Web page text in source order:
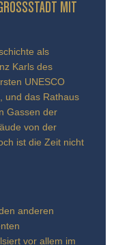
MIT HIS
als
Karls des
UNESCO
und das Rathaus
Gassen der
von der
ist die Zeit nicht
anderen
vor allem im